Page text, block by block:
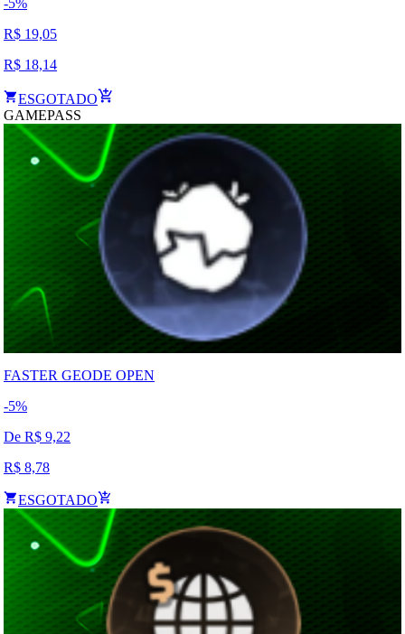
-5%
R$ 19,05
R$ 18,14
ESGOTADO
GAMEPASS
FASTER GEODE OPEN
-5%
De R$ 9,22
R$ 8,78
ESGOTADO